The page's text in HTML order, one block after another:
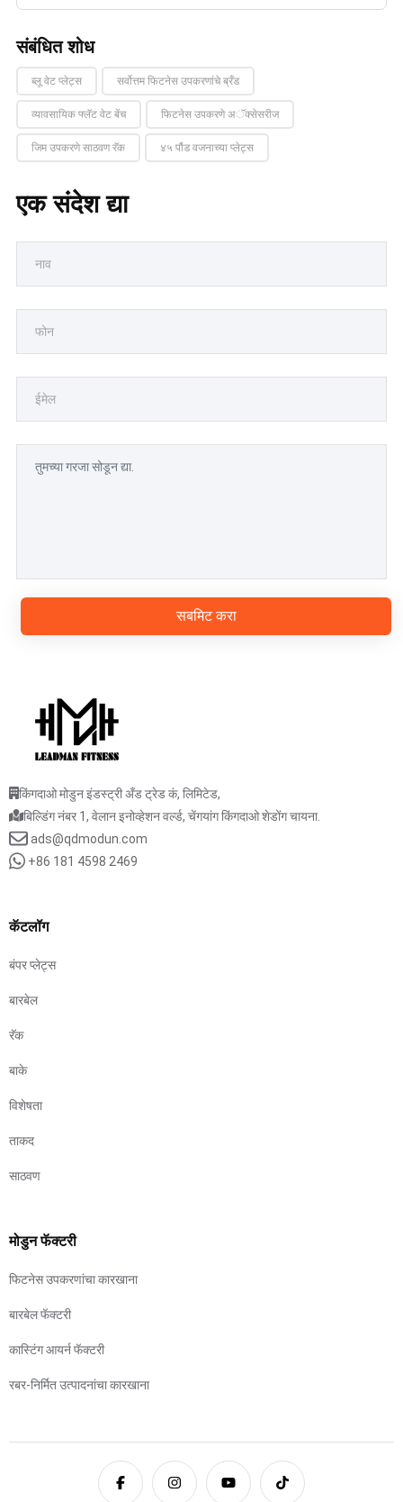
संबंधित शोध
ब्लू वेट प्लेट्स सर्वोत्तम फिटनेस उपकरणांचे ब्रँड
व्यावसायिक फ्लॅट वेट बेंच फिटनेस उपकरणे अॅक्सेसरीज
जिम उपकरणे साठवण रॅक ४५ पौंड वजनाच्या प्लेट्स
एक संदेश द्या
सबमिट करा
किंगदाओ मोडुन इंडस्ट्री अँड ट्रेड कं, लिमिटेड,
बिल्डिंग नंबर 1, वेलान इनोव्हेशन वर्ल्ड, चेंगयांग किंगदाओ शेडोंग चायना.
ads@qdmodun.com
+86 181 4598 2469
कॅटलॉग
बंपर प्लेट्स
बारबेल
रॅक
बाके
विशेषता
ताकद
साठवण
मोडुन फॅक्टरी
फिटनेस उपकरणांचा कारखाना
बारबेल फॅक्टरी
कास्टिंग आयर्न फॅक्टरी
रबर-निर्मित उत्पादनांचा कारखाना